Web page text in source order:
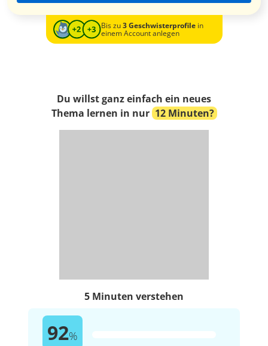
Bis zu3 Geschwisterprofilein
einem Account anlegen
Du willst ganz einfach ein neues
Thema lernen in nur 12 Minuten?
5 Minuten verstehen
92%